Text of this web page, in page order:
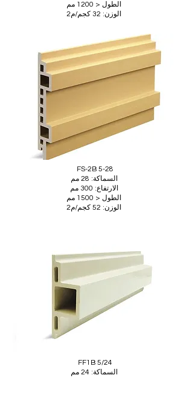
الطول < 1200 مم
الوزن: 32 كجم/م2
FS-2B 5-28
السماكة: 28 مم
الارتفاع: 300 مم
الطول < 1500 مم
الوزن: 52 كجم/م2
FF1B 5/24
السماكة: 24 مم